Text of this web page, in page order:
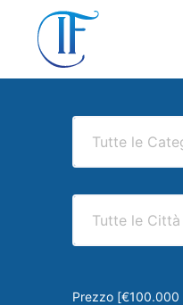
content
Prezzo [€100.000